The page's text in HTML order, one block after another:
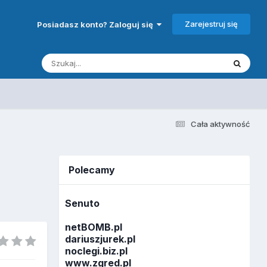
Posiadasz konto? Zaloguj się Zarejestruj się
Cała aktywność
Polecamy
Senuto
netBOMB.pl
dariuszjurek.pl
noclegi.biz.pl
www.zgred.pl